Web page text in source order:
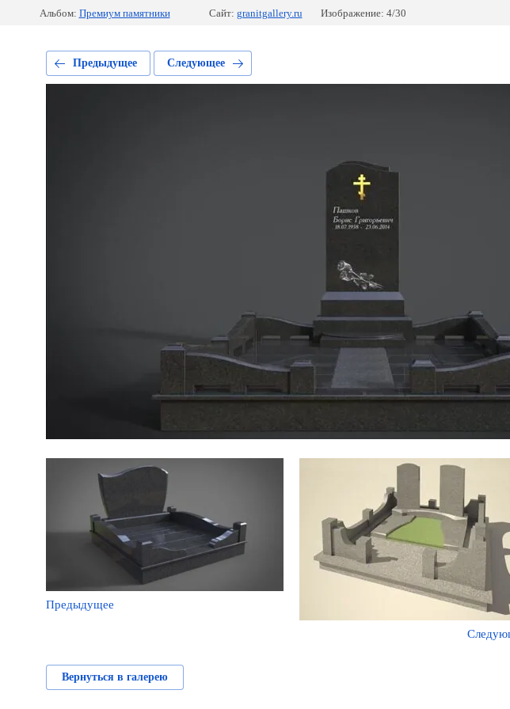
Альбом: Премиум памятники Сайт: granitgallery.ru Изображение: 4/30
Предыдущее Следующее
Предыдущее
Вернуться в галерею